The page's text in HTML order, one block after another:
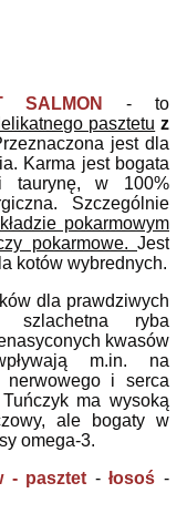
SALMON
- to
pasztetu z
rzeznaczona jest dla
Karma jest bogata
taurynę, w 100%
Szczególnie
pokarmowym
pokarmowe. Jest
kotów wybrednych.
dla prawdziwych
ryba
kwasów
m.in. na
nerwowego i serca
ma wysoką
ale bogaty w
omega-3.
- pasztet -łosoś -